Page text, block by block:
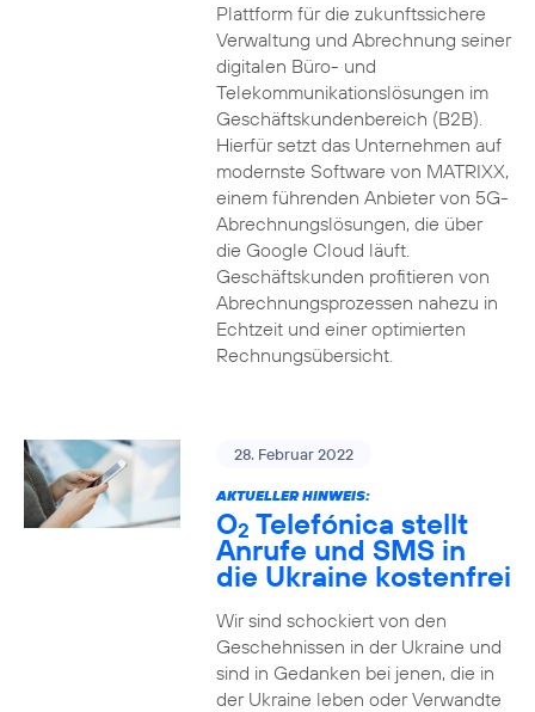
Plattform für die zukunftssichere
Verwaltung und Abrechnung seiner
digitalen Büro- und
Telekommunikationslösungen im
Geschäftskundenbereich (B2B).
Hierfür setzt das Unternehmen auf
modernste Software von MATRIXX,
einem führenden Anbieter von 5G-
Abrechnungslösungen, die über
die Google Cloud läuft.
Geschäftskunden profitieren von
Abrechnungsprozessen nahezu in
Echtzeit und einer optimierten
Rechnungsübersicht.
28. Februar 2022
AKTUELLER HINWEIS:
O2 Telefónica stellt
Anrufe und SMS in
die Ukraine kostenfrei
Wir sind schockiert von den
Geschehnissen in der Ukraine und
sind in Gedanken bei jenen, die in
der Ukraine leben oder Verwandte